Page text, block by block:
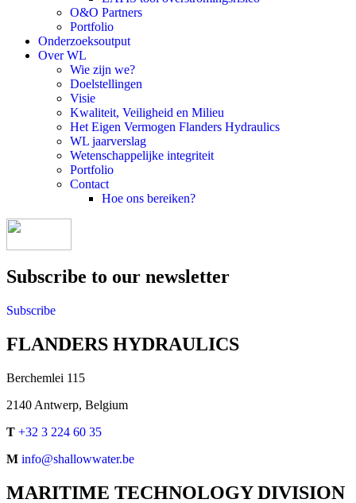
O&O Partners
Portfolio
Onderzoeksoutput
Over WL
Wie zijn we?
Doelstellingen
Visie
Kwaliteit, Veiligheid en Milieu
Het Eigen Vermogen Flanders Hydraulics
WL jaarverslag
Wetenschappelijke integriteit
Portfolio
Contact
Hoe ons bereiken?
Subscribe to our newsletter
Subscribe
FLANDERS HYDRAULICS
Berchemlei 115
2140 Antwerp, Belgium
T +32 3 224 60 35
M info@shallowwater.be
MARITIME TECHNOLOGY DIVISION